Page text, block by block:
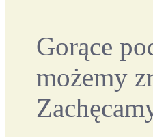
Gorące
możemy